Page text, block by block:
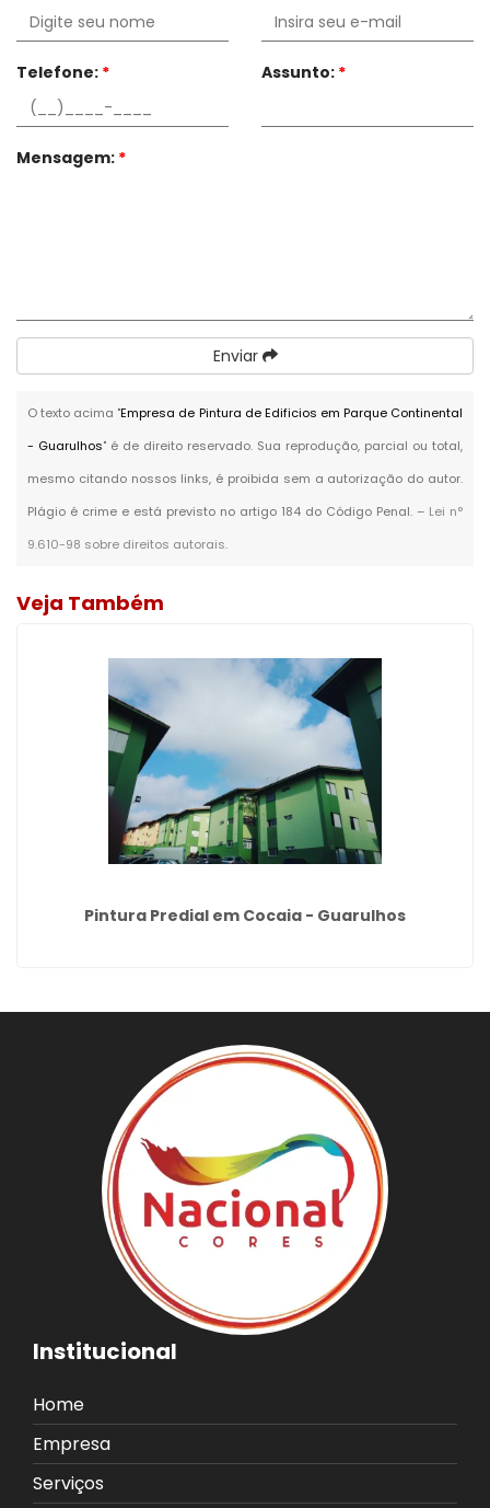
Telefone: * Assunto: *
Mensagem: *
Enviar
O texto acima "Empresa de Pintura de Edificios em Parque Continental
- Guarulhos" é de direito reservado. Sua reprodução, parcial ou total,
mesmo citando nossos links, é proibida sem a autorização do autor.
Plágio é crime e está previsto no artigo 184 do Código Penal. – Lei n°
9.610-98 sobre direitos autorais.
Veja Também
Pintura Predial em Cocaia - Guarulhos
Institucional
Home
Empresa
Serviços